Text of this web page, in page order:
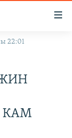
22:01
КАМ